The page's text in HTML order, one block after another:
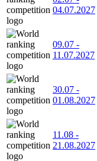
04.07.2027
09.07 -
11.07.2027
30.07 -
01.08.2027
11.08 -
21.08.2027